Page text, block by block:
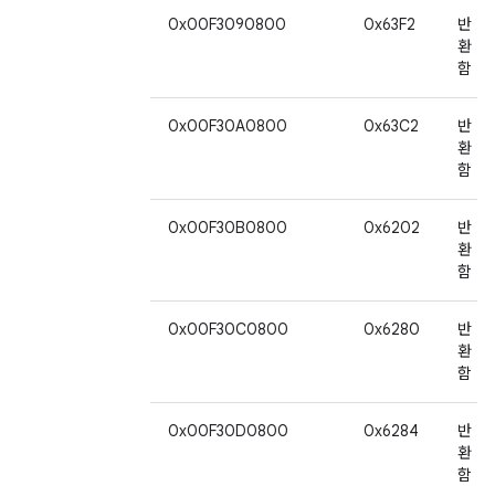
0x00F3090800 0x63F2
반
환
함
0x00F30A0800 0x63C2
반
환
함
0x00F30B0800 0x6202
반
환
함
0x00F30C0800 0x6280
반
환
함
0x00F30D0800 0x6284
반
환
함